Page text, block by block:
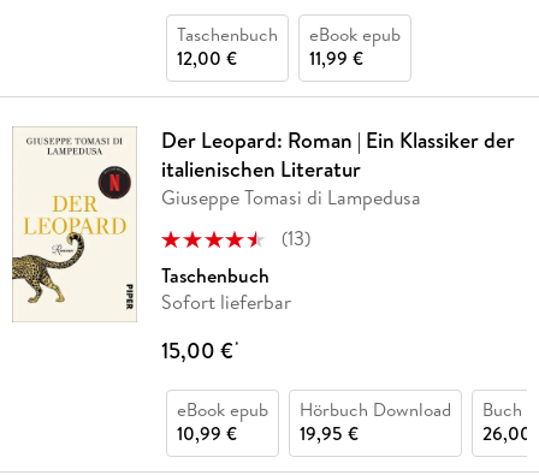
Taschenbuch
12,00 €
eBook epub
11,99 €
Der Leopard: Roman | Ein Klassiker der
italienischen Literatur
Giuseppe Tomasi di Lampedusa
(13)
Taschenbuch
Sofort lieferbar
15,00 €*
eBook epub
10,99 €
Hörbuch Download
19,95 €
Buch
26,00